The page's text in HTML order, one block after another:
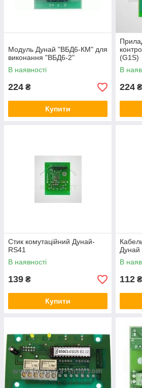
Модуль Дунай "ВБД6-КМ" для
виконання "ВБД6-2"
В наявності
224 ₴
Купити
(G1S)
В
224 ₴
Стик комутаційний Дунай-
RS41
В наявності
139 ₴
Купити
Дунай
В
112 ₴